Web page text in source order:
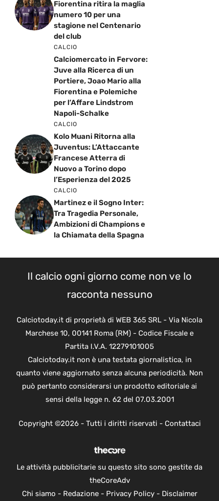
Fiorentina ritira la maglia
numero 10 per una
stagione nel Centenario
del club
CALCIO
Calciomercato in Fervore:
Juve alla Ricerca di un
Portiere, Joao Mario alla
Fiorentina e Polemiche
per l’Affare Lindstrom
Napoli-Schalke
CALCIO
Kolo Muani Ritorna alla
Juventus: L’Attaccante
Francese Atterra di
Nuovo a Torino dopo
l’Esperienza del 2025
CALCIO
Martinez e il Sogno Inter:
Tra Tragedia Personale,
Ambizioni di Champions e
la Chiamata della Spagna
Il calcio ogni giorno come non ve lo
racconta nessuno
Calciotoday.it di proprietà di WEB 365 SRL - Via Nicola
Marchese 10, 00141 Roma (RM) - Codice Fiscale e
Partita I.V.A. 12279101005
Calciotoday.it non è una testata giornalistica, in
quanto viene aggiornato senza alcuna periodicità. Non
può pertanto considerarsi un prodotto editoriale ai
sensi della legge n. 62 del 07.03.2001
Copyright ©2026 - Tutti i diritti riservati - Contattaci
Le attività pubblicitarie su questo sito sono gestite da
theCoreAdv
Chi siamo - Redazione- Privacy Policy- Disclaimer